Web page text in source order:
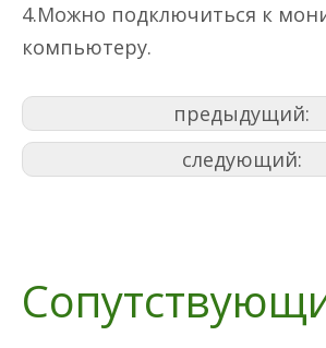
4.Можно подключиться к
компьютеру.
предыдущий:
следующий: